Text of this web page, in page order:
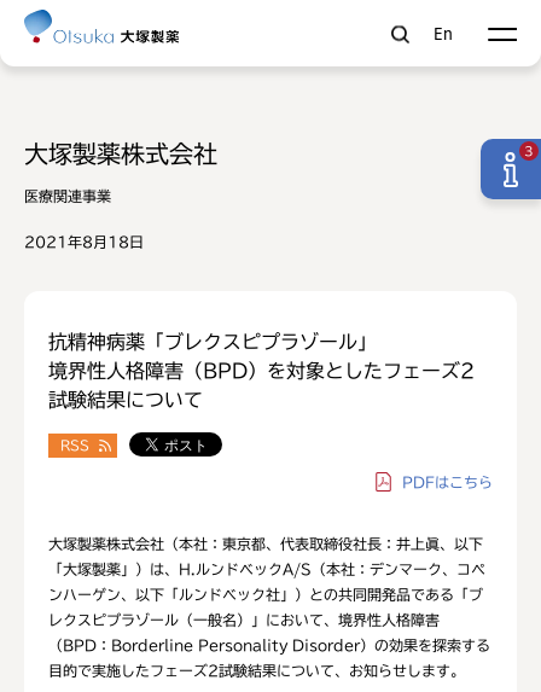
En
大塚製薬株式会社
医療関連事業
2021年8月18日
抗精神病薬「ブレクスピプラゾール」
境界性人格障害（BPD）を対象としたフェーズ2
試験結果について
RSS
PDFはこちら
大塚製薬株式会社（本社：東京都、代表取締役社長：井上眞、以下
「大塚製薬」）は、H.ルンドベックA/S（本社：デンマーク、コペ
ンハーゲン、以下「ルンドベック社」）との共同開発品である「ブ
レクスピプラゾール（一般名）」において、境界性人格障害
（BPD：Borderline Personality Disorder）の効果を探索する
目的で実施したフェーズ2試験結果について、お知らせします。
3